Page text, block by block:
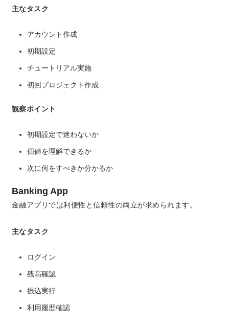
主なタスク
アカウント作成
初期設定
チュートリアル実施
初回プロジェクト作成
観察ポイント
初期設定で迷わないか
価値を理解できるか
次に何をすべきか分かるか
Banking App
金融アプリでは利便性と信頼性の両立が求められます。
主なタスク
ログイン
残高確認
振込実行
利用履歴確認